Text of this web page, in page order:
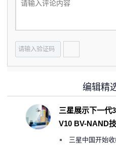
编辑精
三星展示下一代
V10 BV-NAND
三星中国开始